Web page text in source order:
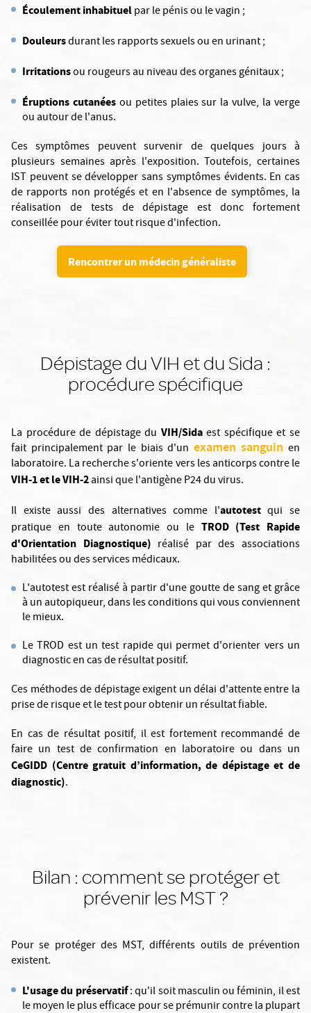
Écoulement inhabituelpar le pénis ou le vagin ;
Douleursdurant les rapports sexuels ou en urinant ;
Irritationsou rougeurs au niveau des organes génitaux ;
Éruptions cutanéesou petites plaies sur la vulve, la verge
ou autour de l'anus.
Ces symptômes peuvent survenir de quelques jours à
plusieurs semaines après l'exposition. Toutefois, certaines
IST peuvent se développer sans symptômes évidents. En cas
de rapports non protégés et en l'absence de symptômes, la
réalisation de tests de dépistage est donc fortement
conseillée pour éviter tout risque d'infection.
Rencontrer un médecin généraliste
Dépistage du VIH et du Sida :
procédure spécifique
La procédure de dépistage du VIH/Sidaest spécifique et se
fait principalement par le biais d'un examen sanguin en
laboratoire. La recherche s'oriente vers les anticorps contre le
VIH-1 et le VIH-2ainsi que l'antigène P24 du virus.
Il existe aussi des alternatives comme l'autotestqui se
pratique en toute autonomie ou le TROD (Test Rapide
d'Orientation Diagnostique) réalisé par des associations
habilitées ou des services médicaux.
L'autotest est réalisé à partir d'une goutte de sang et grâce
à un autopiqueur, dans les conditions qui vous conviennent
le mieux.
Le TROD est un test rapide qui permet d'orienter vers un
diagnostic en cas de résultat positif.
Ces méthodes de dépistage exigent un délai d'attente entre la
prise de risque et le test pour obtenir un résultat fiable.
En cas de résultat positif, il est fortement recommandé de
faire un test de confirmation en laboratoire ou dans un
CeGIDD (Centre gratuit d’information, de dépistage et de
diagnostic).
Bilan : comment se protéger et
prévenir les MST ?
Pour se protéger des MST, différents outils de prévention
existent.
L'usage du préservatif: qu'il soit masculin ou féminin, il est
le moyen le plus efficace pour se prémunir contre la plupart